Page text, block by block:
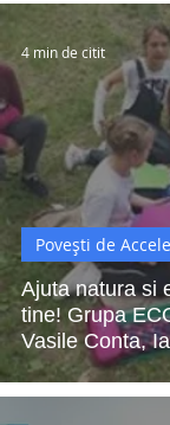
Ajuta natura si
tine! Grupa
Vasile Conta,
Povești de
4 min de citit